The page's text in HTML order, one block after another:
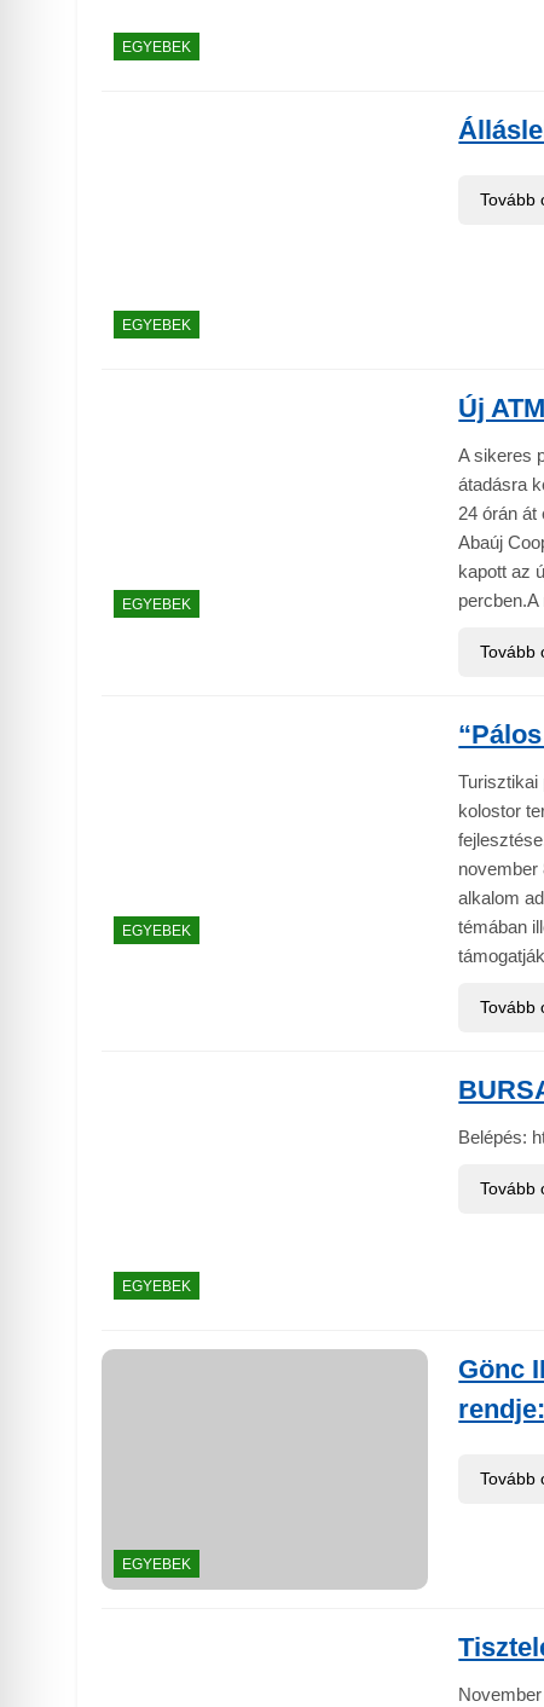
EGYEBEK
EGYEBEK
Tovább
EGYEBEK
Új
A sikeres
átadásra
24 órán át
Abaúj
kapott az
Tovább
EGYEBEK
Turisztikai
kolostor
november
alkalom
témában
Tovább
EGYEBEK
Belépés:
Tovább
EGYEBEK
Gönc
rendje:
Tovább